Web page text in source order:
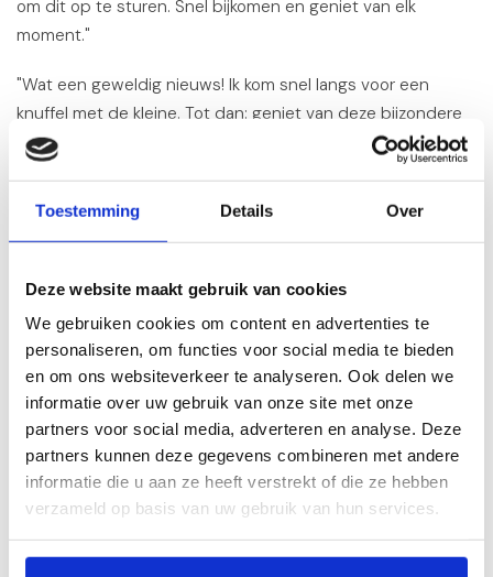
Toestemming Details Over
Deze website maakt gebruik van cookies
We gebruiken cookies om content en advertenties te
personaliseren, om functies voor social media te bieden
en om ons websiteverkeer te analyseren. Ook delen we
informatie over uw gebruik van onze site met onze
partners voor social media, adverteren en analyse. Deze
partners kunnen deze gegevens combineren met andere
informatie die u aan ze heeft verstrekt of die ze hebben
verzameld op basis van uw gebruik van hun services.
om dit op te sturen. Snel bijkomen en geniet van elk
moment."
"Wat een geweldig nieuws! Ik kom snel langs voor een
knuffel met de kleine. Tot dan: geniet van deze bijzondere
tijd."
baby ter wereld met zulke fijne ouders."
rij
Twijfel je nog? Dit zijn de meest gekozen pakketten bij last
minute bestellingen:
Het10-daagse kraamcadeau pakketis een echte
verrassing: tien kleine cadeautjes die de kersverse ouders
tien dagen lang verwennen. Juist omdat het gespreid
wordt uitpakt, is een dag later bestellen helemaal geen
probleem.